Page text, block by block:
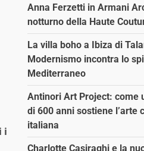
i
Anna Ferzetti in Armani
notturno della Haute
La villa boho a Ibiza di
Modernismo incontra lo
Mediterraneo
Antinori Art Project: come
di 600 anni sostiene l’arte
italiana
Charlotte Casiraghi e la